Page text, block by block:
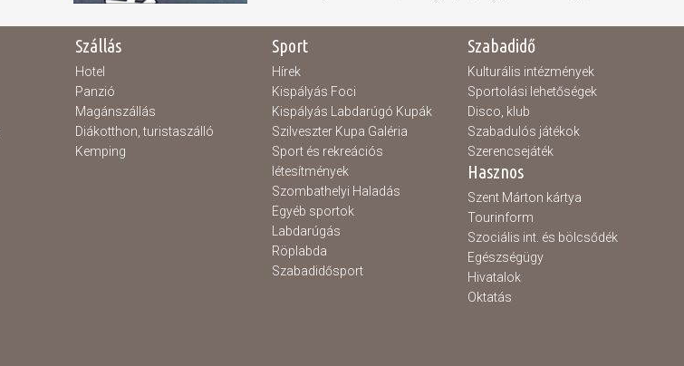
Szállás
Hotel
Panzió
Magánszállás
Diákotthon, turistaszálló
Kemping
Sport
Hírek
Kispályás Foci
Kispályás Labdarúgó Kupák
Szilveszter Kupa Galéria
Sport és rekreációs
létesítmények
Szombathelyi Haladás
Egyéb sportok
Labdarúgás
Röplabda
Szabadidősport
Szabadidő
Kulturális intézmények
Sportolási lehetőségek
Disco, klub
Szabadulós játékok
Szerencsejáték
Hasznos
Szent Márton kártya
Tourinform
Szociális int. és bölcsődék
Egészségügy
Hivatalok
Oktatás